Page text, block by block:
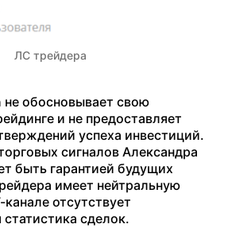
ЛС трейдера
обосновывает свою
и не предоставляет
успеха инвестиций.
сигналов Александра
быть гарантией будущих
имеет нейтральную
отсутствует
сделок.